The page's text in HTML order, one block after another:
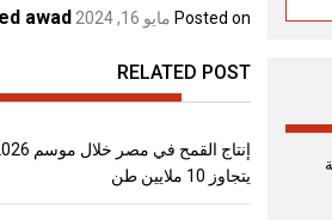
Posted on مايو 16, 2024 by
awad
RELATED POST
يتجاوز 10 ملايين طن